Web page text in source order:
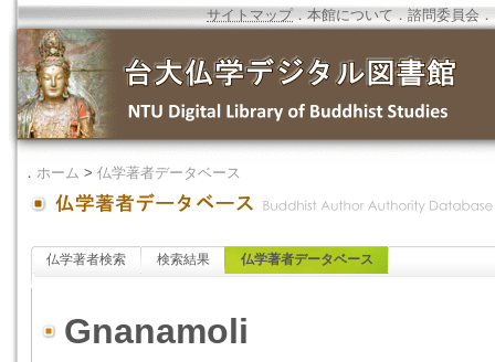
サイトマップ．本館について ．諮問委員会 ．
． ホーム > 仏学著者データベース
仏学著者検索 検索結果 仏学著者データベース
Gnanamoli